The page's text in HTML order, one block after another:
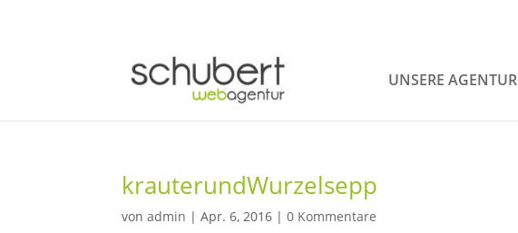
UNSERE AGENTUR
krauterundWurzelsepp
vonadmin |Apr. 6, 2016 |0 Kommentare